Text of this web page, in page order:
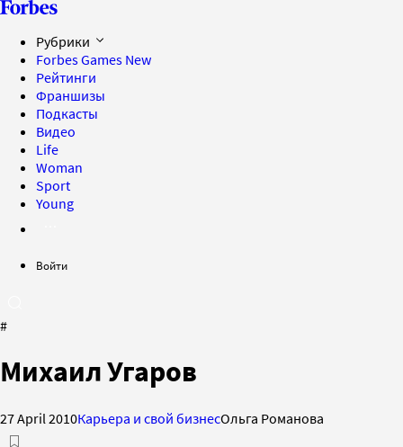
Рубрики
Forbes Games New
Рейтинги
Франшизы
Подкасты
Видео
Life
Woman
Sport
Young
Войти
#
Михаил Угаров
27 April 2010Карьера и свой бизнесОльга Романова